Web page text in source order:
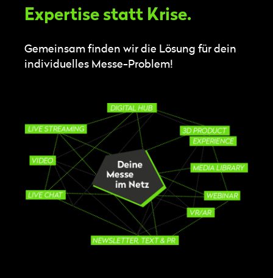
Expertise statt Krise.
Gemeinsam finden wir die Lösung für dein
individuelles Messe-Problem!